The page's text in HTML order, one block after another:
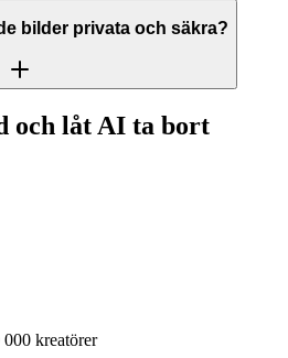
bilder privata och säkra?
och låt AI ta bort
kreatörer